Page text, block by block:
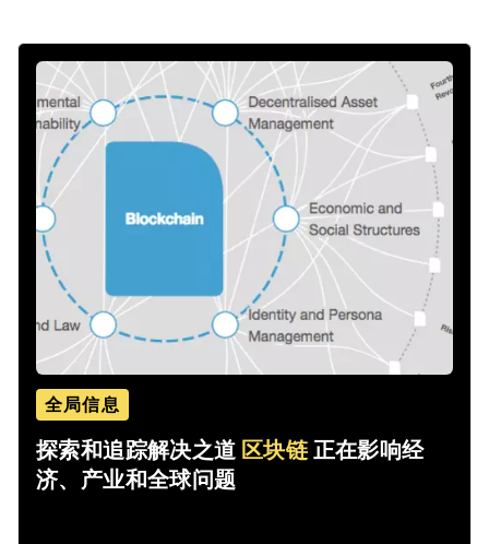
全局信息
探索和追踪解决之道 区块链 正在影响经
济、产业和全球问题